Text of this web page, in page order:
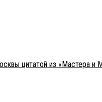
цитатой из «Мастера и